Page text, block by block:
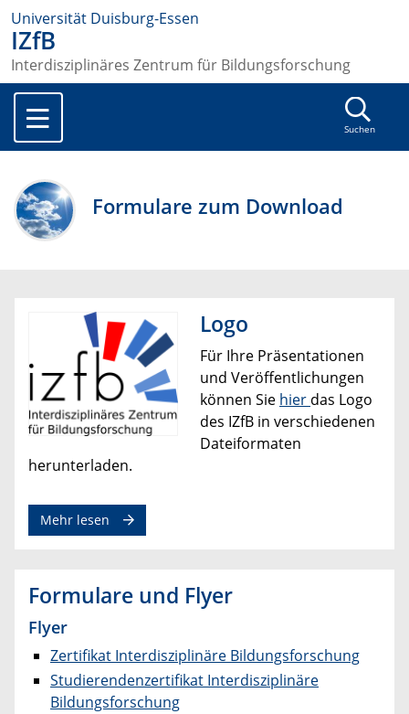
Universität Duisburg-Essen
IZfB
Interdisziplinäres Zentrum für Bildungsforschung
Suchen
Formulare zum Download
Logo
Für Ihre Präsentationen
und Veröffentlichungen
können Sie hier das Logo
des IZfB in verschiedenen
Dateiformaten
herunterladen.
Mehr lesen
Formulare und Flyer
Flyer
Zertifikat Interdisziplinäre Bildungsforschung
Studierendenzertifikat Interdisziplinäre
Bildungsforschung